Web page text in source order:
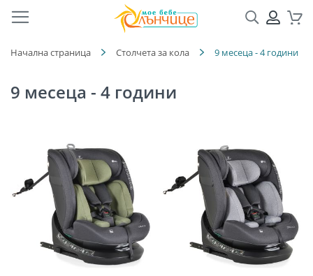
Търсене
Начална страница Столчета за кола 9 месеца - 4 години
9 месеца - 4 години